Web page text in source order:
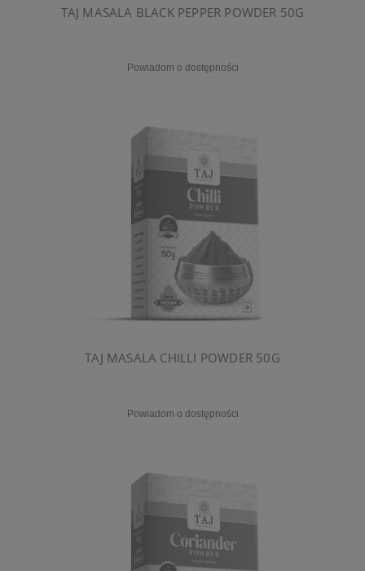
TAJ MASALA BLACK PEPPER POWDER 50G
Powiadom o dostępności
TAJ MASALA CHILLI POWDER 50G
Powiadom o dostępności